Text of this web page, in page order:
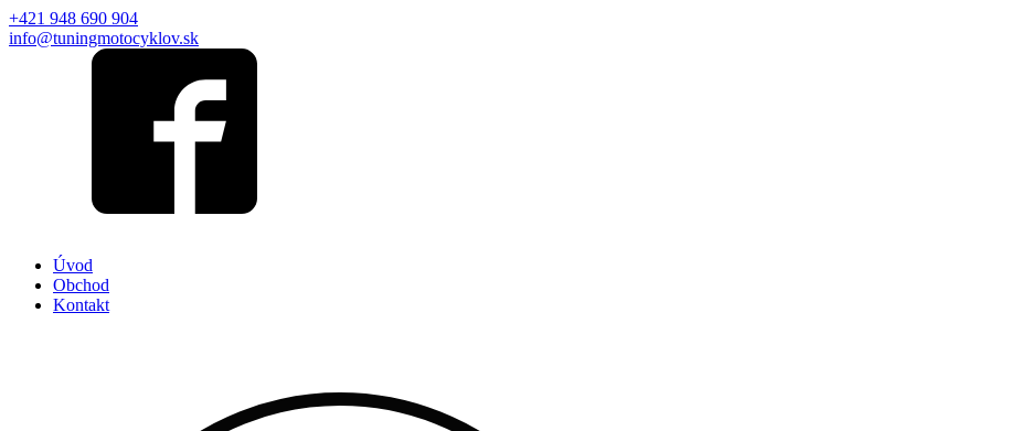
+421 948 690 904
info@tuningmotocyklov.sk
Úvod
Obchod
Kontakt